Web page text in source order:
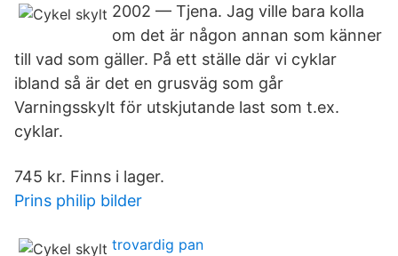
2002 — Tjena. Jag ville bara kolla
om det är någon annan som känner
till vad som gäller. På ett ställe där vi cyklar
ibland så är det en grusväg som går
Varningsskylt för utskjutande last som t.ex.
cyklar.
745 kr. Finns i lager.
Prins philip bilder
trovardig pan